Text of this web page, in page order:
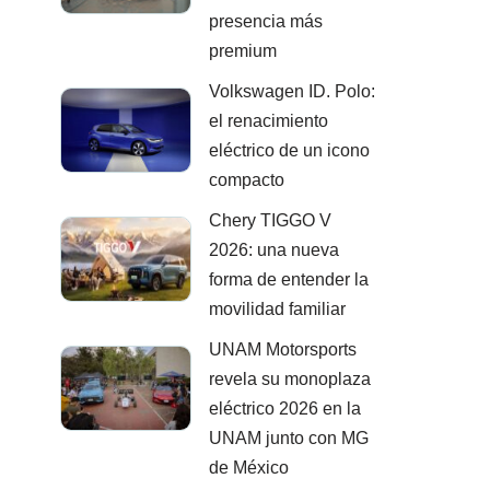
presencia más
premium
Volkswagen ID. Polo:
el renacimiento
eléctrico de un icono
compacto
Chery TIGGO V
2026: una nueva
forma de entender la
movilidad familiar
UNAM Motorsports
revela su monoplaza
eléctrico 2026 en la
UNAM junto con MG
de México